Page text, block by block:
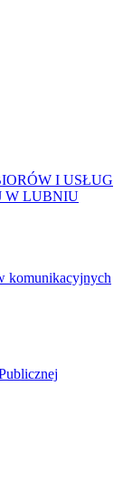
I USŁUG
W LUBNIU
komunikacyjnych